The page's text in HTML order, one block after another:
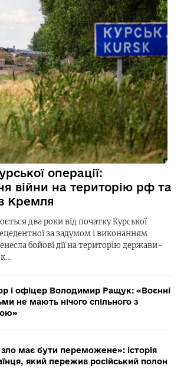
операції:
війни на територію рф та
Кремля
два роки від початку Курської
за задумом і виконанням
бойові дії на територію держави-
і офіцер Володимир Ращук: «Воєнні
не мають нічого спільного з
має бути переможене»: історія
який пережив російський полон